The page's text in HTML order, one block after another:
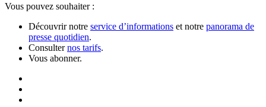
Vous pouvez souhaiter :
Découvrir notre service d’informations et notre panorama de
presse quotidien.
Consulternos tarifs.
Vous abonner.